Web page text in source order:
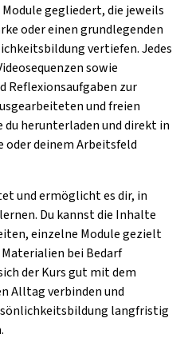
gegliedert, die jeweils
oder einen grundlegenden
vertiefen. Jedes
sowie
Reflexionsaufgaben zur
und freien
herunterladen und direkt in
oder deinem Arbeitsfeld
und ermöglicht es dir, in
Du kannst die Inhalte
einzelne Module gezielt
bei Bedarf
der Kurs gut mit dem
Alltag verbinden und
langfristig